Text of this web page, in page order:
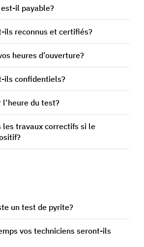
il payable?
ils reconnus et certifiés?
heures d’ouverture?
ils confidentiels?
du test?
les travaux correctifs si le
un test de pyrite?
vos techniciens seront-ils